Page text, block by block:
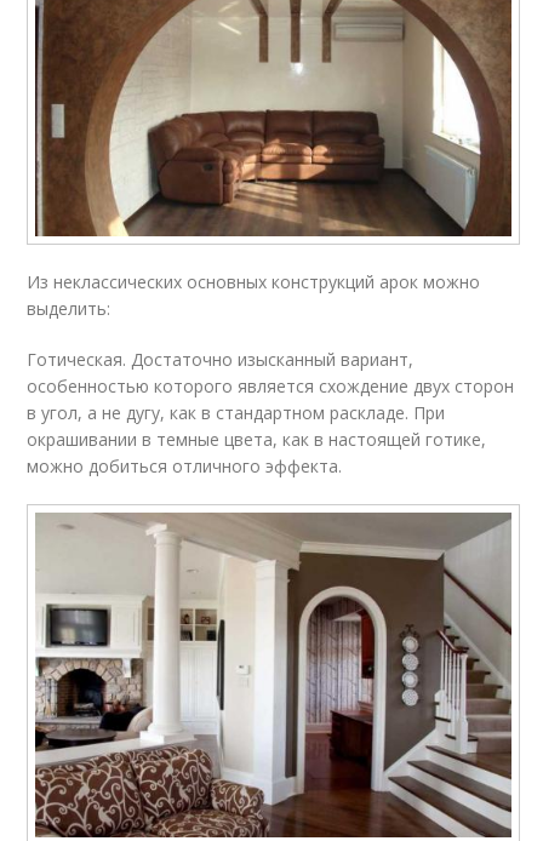
Из неклассических основных конструкций арок можно
выделить:
Готическая. Достаточно изысканный вариант,
особенностью которого является схождение двух сторон
в угол, а не дугу, как в стандартном раскладе. При
окрашивании в темные цвета, как в настоящей готике,
можно добиться отличного эффекта.